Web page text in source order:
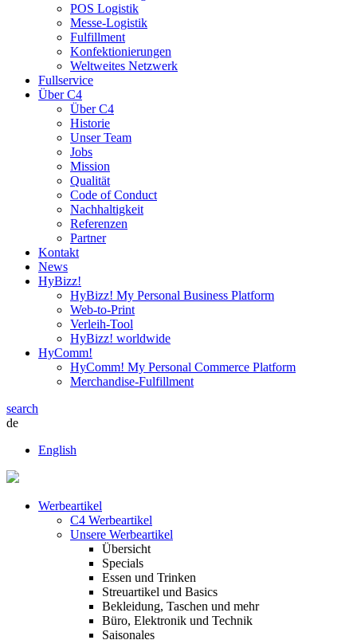
POS Logistik
Messe-Logistik
Fulfillment
Konfektionierungen
Weltweites Netzwerk
Fullservice
Über C4
Über C4
Historie
Unser Team
Jobs
Mission
Qualität
Code of Conduct
Nachhaltigkeit
Referenzen
Partner
Kontakt
News
HyBizz!
HyBizz! My Personal Business Platform
Web-to-Print
Verleih-Tool
HyBizz! worldwide
HyComm!
HyComm! My Personal Commerce Platform
Merchandise-Fulfillment
search
de
English
Werbeartikel
C4 Werbeartikel
Unsere Werbeartikel
Übersicht
Specials
Essen und Trinken
Streuartikel und Basics
Bekleidung, Taschen und mehr
Büro, Elektronik und Technik
Saisonales